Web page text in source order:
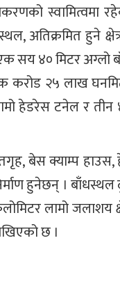
स्वामित्वमा
अतिक्रमित हुने
सय ४० मिटर अग्लो
करोड २५ लाख
हेडरेस टनेल र तीन
बेस क्याम्प हाउस,
हुनेछन् । बाँधस्थल
लामो जलाशय
छ ।